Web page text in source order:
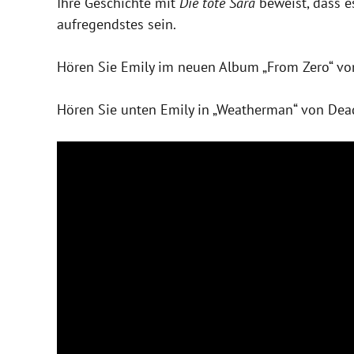
aufregendstes sein.
Hören Sie Emily im neuen Album „From Zero“
Hören Sie unten Emily in „Weatherman“ von